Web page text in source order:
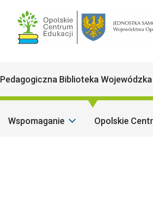
Pedagogiczna Biblioteka Wojewódzka
Wspomaganie Opolskie